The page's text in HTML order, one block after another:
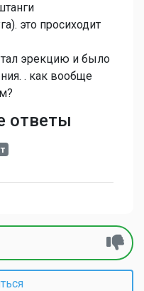
это просиходит
эрекцию и было
. как вообще
ответы